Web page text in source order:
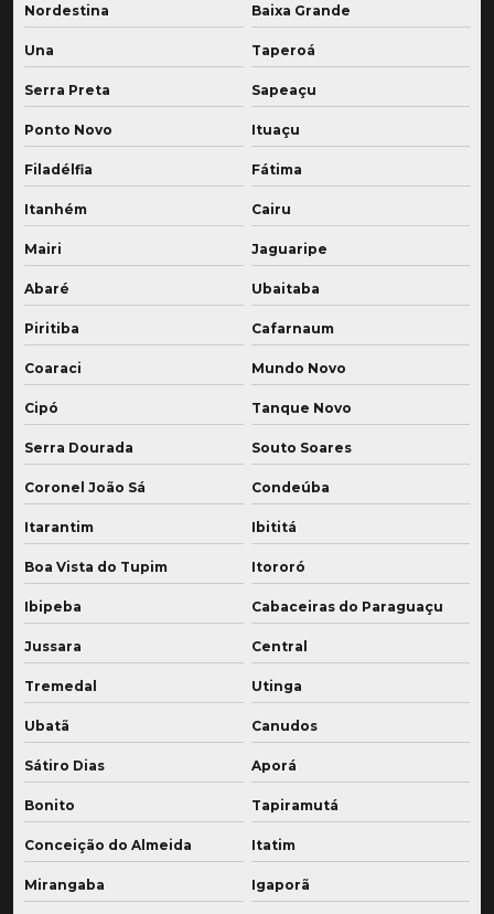
Nordestina Baixa Grande
Una Taperoá
Serra Preta Sapeaçu
Ponto Novo Ituaçu
Filadélfia Fátima
Itanhém Cairu
Mairi Jaguaripe
Abaré Ubaitaba
Piritiba Cafarnaum
Coaraci Mundo Novo
Cipó Tanque Novo
Serra Dourada Souto Soares
Coronel João Sá Condeúba
Itarantim Ibititá
Boa Vista do Tupim Itororó
Ibipeba Cabaceiras do Paraguaçu
Jussara Central
Tremedal Utinga
Ubatã Canudos
Sátiro Dias Aporá
Bonito Tapiramutá
Conceição do Almeida Itatim
Mirangaba Igaporã